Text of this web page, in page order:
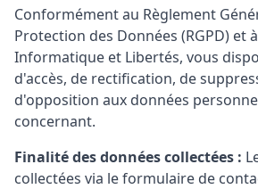
Conformément au Règlement
Protection des Données (RGPD) et
Informatique et Libertés, vous
d'accès, de rectification, de
d'opposition aux données
concernant.
Finalité des données collectées :
collectées via le formulaire de